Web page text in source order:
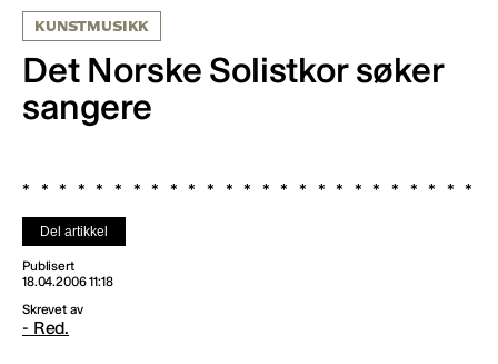
KUNSTMUSIKK
Det Norske Solistkor søker
sangere
Del artikkel
Publisert
18.04.2006 11:18
Skrevet av
- Red.